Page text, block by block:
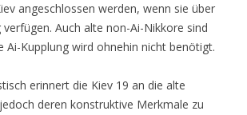
angeschlossen werden, wenn sie über
Auch alte non-Ai-Nikkore sind
Ai-Kupplung wird ohnehin nicht benötigt.
erinnert die Kiev 19 an die alte
deren konstruktive Merkmale zu